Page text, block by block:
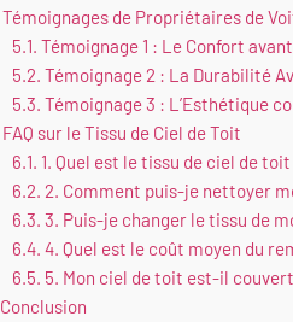
Témoignages de Propriétaires de
5.1. Témoignage 1 : Le Confort
5.2. Témoignage 2 : La Durabilité
5.3. Témoignage 3 : L’Esthétique
FAQ sur le Tissu de Ciel de Toit
6.1. 1. Quel est le tissu de ciel de
6.2. 2. Comment puis-je nettoyer
6.3. 3. Puis-je changer le tissu de
6.4. 4. Quel est le coût moyen du
6.5. 5. Mon ciel de toit est-il
Conclusion